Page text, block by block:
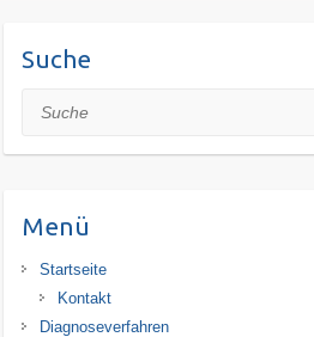
Suche
Suche
Menü
Startseite
Kontakt
Diagnoseverfahren